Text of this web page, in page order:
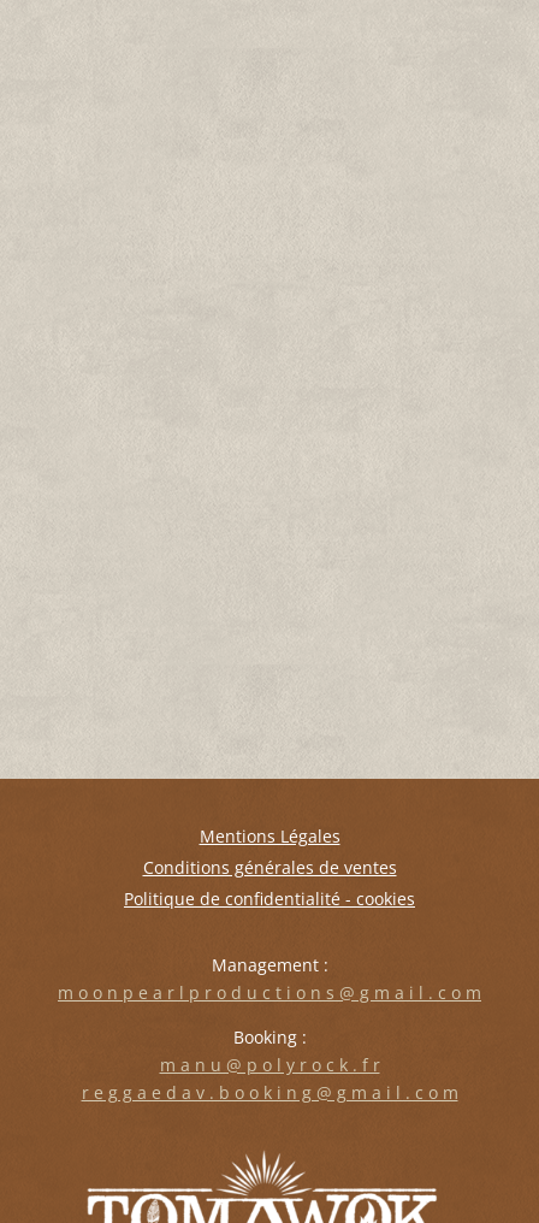
Mentions Légales
Conditions générales de ventes
Politique de confidentialité - cookies
Management :
m o o n p e a r l p r o d u c t i o n s @ g m a i l . c o m
Booking :
m a n u @ p o l y r o c k . f r
r e g g a e d a v . b o o k i n g @ g m a i l . c o m